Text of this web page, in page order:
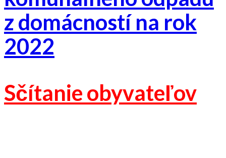
z domácností na rok
2022
Sčítanie obyvateľov